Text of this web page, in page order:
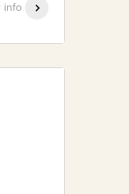
info